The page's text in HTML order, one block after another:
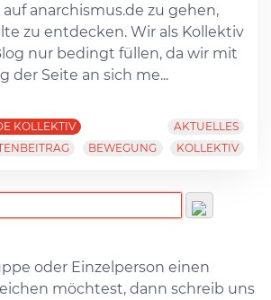
anarchismus.de zu gehen,
zu entdecken. Wir als Kollektiv
nur bedingt füllen, da wir mit
der Seite an sich me...
KOLLEKTIV
AKTUELLES
BEWEGUNG KOLLEKTIV
oder Einzelperson einen
möchtest, dann schreib uns